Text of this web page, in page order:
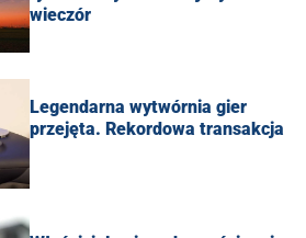
wieczór
Legendarna wytwórnia gier
przejęta. Rekordowa transakcja